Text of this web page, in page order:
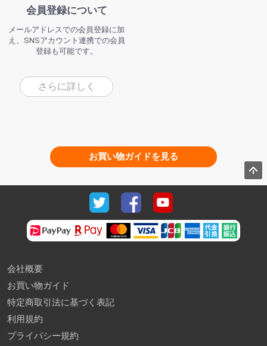
会員登録について
メールアドレスでの会員登録に加
え、SNSアカウント連携での会員
登録も可能です。
さらに詳しく
お買い物ガイドを見る
会社概要
お買い物ガイド
特定商取引法に基づく表記
利用規約
プライバシー規約